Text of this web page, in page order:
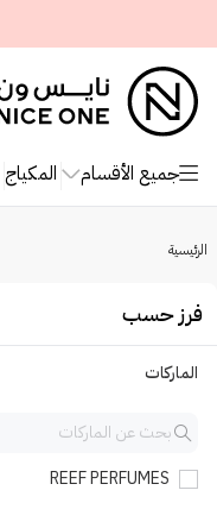
جميع الأقسام المكياج
الرئيسية
فرز حسب
الماركات
REEF PERFUMES